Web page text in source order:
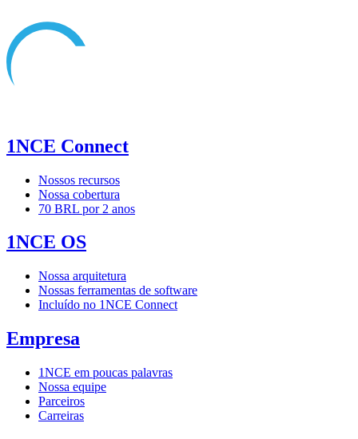
1NCE Connect
Nossos recursos
Nossa cobertura
70 BRL por 2 anos
1NCE OS
Nossa arquitetura
Nossas ferramentas de software
Incluído no 1NCE Connect
Empresa
1NCE em poucas palavras
Nossa equipe
Parceiros
Carreiras